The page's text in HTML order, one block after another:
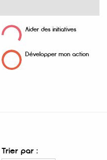
Aider des initiatives
Développer mon action
Trier par :